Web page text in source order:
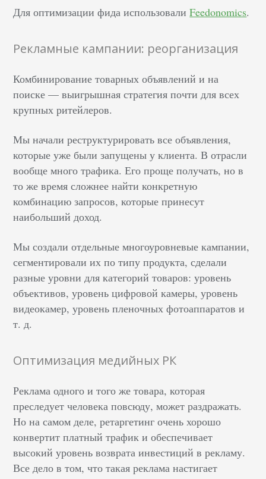
Для оптимизации фида использовалиFeedonomics.
Рекламные кампании: реорганизация
Комбинирование товарных объявлений и на
поиске — выигрышная стратегия почти для всех
крупных ритейлеров.
Мы начали реструктурировать все объявления,
которые уже были запущены у клиента. В отрасли
вообще много трафика. Его проще получать, но в
то же время сложнее найти конкретную
комбинацию запросов, которые принесут
наибольший доход.
Мы создали отдельные многоуровневые кампании,
сегментировали их по типу продукта, сделали
разные уровни для категорий товаров: уровень
объективов, уровень цифровой камеры, уровень
видеокамер, уровень пленочных фотоаппаратов и
т. д.
Оптимизация медийных РК
Реклама одного и того же товара, которая
преследует человека повсюду, может раздражать.
Но на самом деле, ретаргетинг очень хорошо
конвертит платный трафик и обеспечивает
высокий уровень возврата инвестиций в рекламу.
Все дело в том, что такая реклама настигает